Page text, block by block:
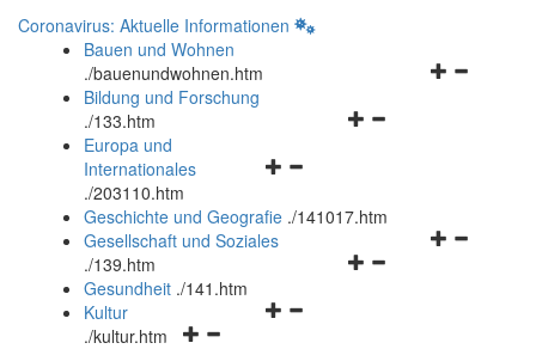
Coronavirus: Aktuelle Informationen
Bauen und Wohnen
./bauenundwohnen.htm
Navigationsmenü
Bildung und Forschung
./133.htm
Navigationsmenü
und
schließen
Europa und
Internationales
./203110.htm
Geschichte und Geografie ./141017.htm
Navigationsmenü
Gesellschaft und Soziales
./139.htm
Navigationsmenü
Gesundheit ./141.htm
Navigationsmenü
Kultur
./kultur.htm